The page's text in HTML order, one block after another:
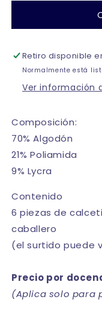
Jandry
de
6
de
6
Retiro disponible
Normalmente está
Ver información
Composición:
70% Algodón
21% Poliamida
9% Lycra
Contenido
6 piezas de
caballero
(el surtido puede
Precio por
(Aplica solo para